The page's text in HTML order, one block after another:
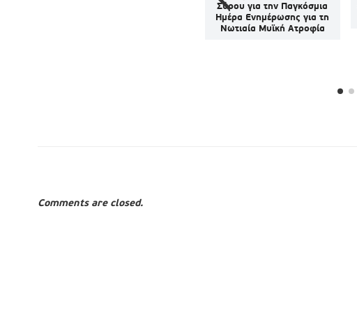
Σύρου για την Παγκόσμια
Ημέρα Ενημέρωσης για τη
Νωτιαία Μυϊκή Ατροφία
Comments are closed.